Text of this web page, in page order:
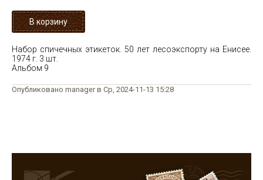
Набор спичечных этикеток. 50 лет лесоэкспорту на Енисее.
1974 г. 3 шт.
Альбом 9
Опубликовано manager в Ср, 2024-11-13 15:28